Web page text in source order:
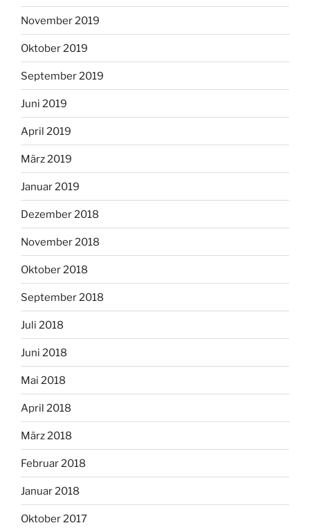
November 2019
Oktober 2019
September 2019
Juni 2019
April 2019
März 2019
Januar 2019
Dezember 2018
November 2018
Oktober 2018
September 2018
Juli 2018
Juni 2018
Mai 2018
April 2018
März 2018
Februar 2018
Januar 2018
Oktober 2017